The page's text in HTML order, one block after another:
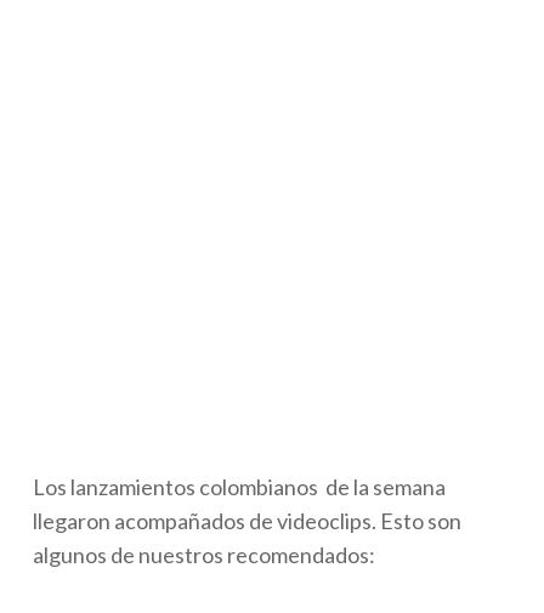
Los lanzamientos colombianos de la semana
llegaron acompañados de videoclips. Esto son
algunos de nuestros recomendados: